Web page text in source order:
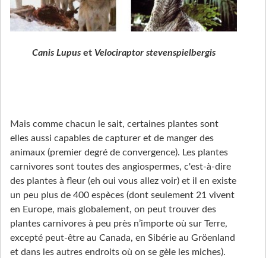
Canis Lupuset Velociraptor stevenspielbergis
Mais comme chacun le sait, certaines plantes sont
elles aussi capables de capturer et de manger des
animaux (premier degré de convergence). Les plantes
carnivores sont toutes des angiospermes, c'est-à-dire
des plantes à fleur (eh oui vous allez voir) et il en existe
un peu plus de 400 espèces (dont seulement 21 vivent
en Europe, mais globalement, on peut trouver des
plantes carnivores à peu près n’importe où sur Terre,
excepté peut-être au Canada, en Sibérie au Gröenland
et dans les autres endroits où on se gèle les miches).